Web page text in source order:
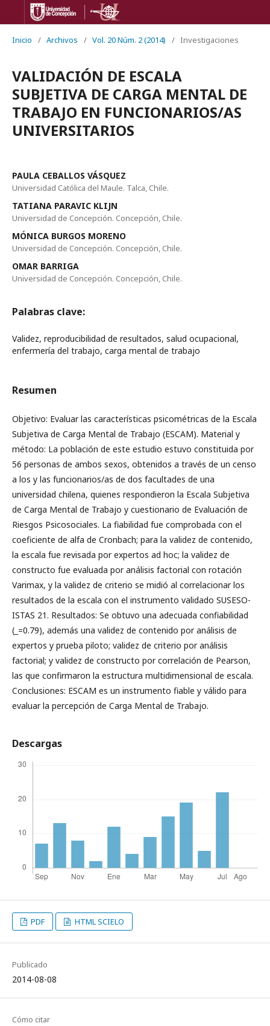
Inicio / Archivos / Vol. 20 Núm. 2 (2014) / Investigaciones
VALIDACIÓN DE ESCALA
SUBJETIVA DE CARGA MENTAL DE
TRABAJO EN FUNCIONARIOS/AS
UNIVERSITARIOS
PAULA CEBALLOS VÁSQUEZ
Universidad Católica del Maule. Talca, Chile.
TATIANA PARAVIC KLIJN
Universidad de Concepción. Concepción, Chile.
MÓNICA BURGOS MORENO
Universidad de Concepción. Concepción, Chile.
OMAR BARRIGA
Universidad de Concepción. Concepción, Chile.
Palabras clave:
Validez, reproducibilidad de resultados, salud ocupacional,
enfermería del trabajo, carga mental de trabajo
Resumen
Objetivo: Evaluar las características psicométricas de la Escala
Subjetiva de Carga Mental de Trabajo (ESCAM). Material y
método: La población de este estudio estuvo constituida por
56 personas de ambos sexos, obtenidos a través de un censo
a los y las funcionarios/as de dos facultades de una
universidad chilena, quienes respondieron la Escala Subjetiva
de Carga Mental de Trabajo y cuestionario de Evaluación de
Riesgos Psicosociales. La fiabilidad fue comprobada con el
coeficiente de alfa de Cronbach; para la validez de contenido,
la escala fue revisada por expertos ad hoc; la validez de
constructo fue evaluada por análisis factorial con rotación
Varimax, y la validez de criterio se midió al correlacionar los
resultados de la escala con el instrumento validado SUSESO-
ISTAS 21. Resultados: Se obtuvo una adecuada confiabilidad
(_=0.79), además una validez de contenido por análisis de
expertos y prueba piloto; validez de criterio por análisis
factorial; y validez de constructo por correlación de Pearson,
las que confirmaron la estructura multidimensional de escala.
Conclusiones: ESCAM es un instrumento fiable y válido para
evaluar la percepción de Carga Mental de Trabajo.
Descargas
PDF HTML SCIELO
Publicado
2014-08-08
Cómo citar